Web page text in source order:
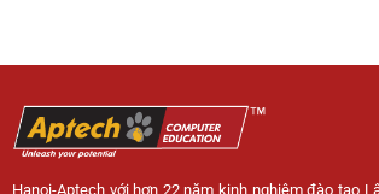
Hanoi-Aptech với hơn 22 năm kinh nghiệm đào tạo